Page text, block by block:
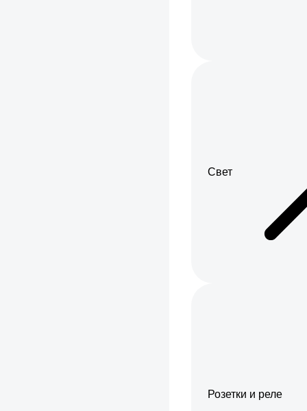
Свет
Розетки и реле